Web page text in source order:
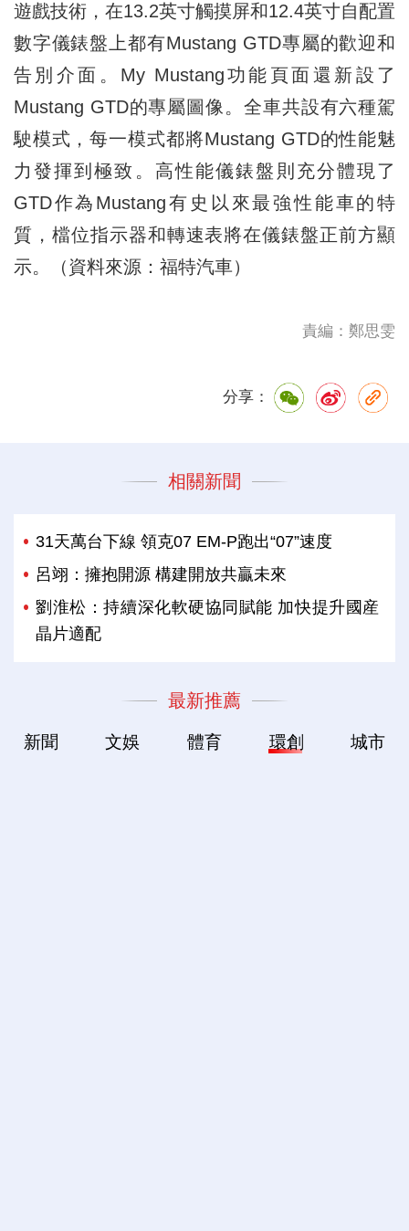
遊戲技術，在13.2英寸觸摸屏和12.4英寸自配置
數字儀錶盤上都有Mustang GTD專屬的歡迎和
告別介面。My Mustang功能頁面還新設了
Mustang GTD的專屬圖像。全車共設有六種駕
駛模式，每一模式都將Mustang GTD的性能魅
力發揮到極致。高性能儀錶盤則充分體現了
GTD作為Mustang有史以來最強性能車的特
質，檔位指示器和轉速表將在儀錶盤正前方顯
示。（資料來源：福特汽車）
責編：鄭思雯
分享：
相關新聞
31天萬台下線 領克07 EM-P跑出“07”速度
呂翊：擁抱開源 構建開放共贏未來
劉淮松：持續深化軟硬協同賦能 加快提升國産
晶片適配
最新推薦
新聞 文娛 體育 環創 城市